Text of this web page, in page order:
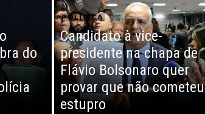
do
POLÍTICA
Candidato à vice-
presidente na chapa de
Flávio Bolsonaro quer
provar que não cometeu
estupro